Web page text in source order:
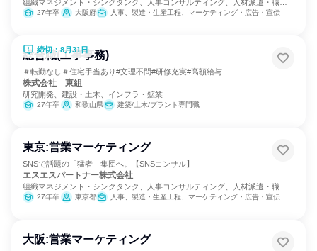
組織マネジメント・シンクタンク、人事コンサルティング、人材派遣・職業
紹介27年卒 大阪府 人事、製造・生産工程、マーケティング・広告・宣伝
締切：8月31日
総合職(工事事務)
＃転勤なし＃住宅手当あり#文理不問#研修充実#高額給与
株式会社 東組
研究開発、建設・土木、インフラ・鉱業
27年卒 和歌山県 建築/土木/プラント専門職
東京:営業マーケティング
SNSで話題の「猛者」集団へ。【SNSコンサル】
エスエスパートナー株式会社
組織マネジメント・シンクタンク、人事コンサルティング、人材派遣・職業
紹介27年卒 東京都 人事、製造・生産工程、マーケティング・広告・宣伝
大阪:営業マーケティング